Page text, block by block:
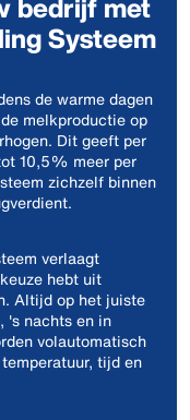
Systeem
de warme dagen
melkproductie op
Dit geeft per
10,5% meer per
zichzelf binnen
verlaagt
hebt uit
Altijd op het juiste
's nachts en in
volautomatisch
tijd en